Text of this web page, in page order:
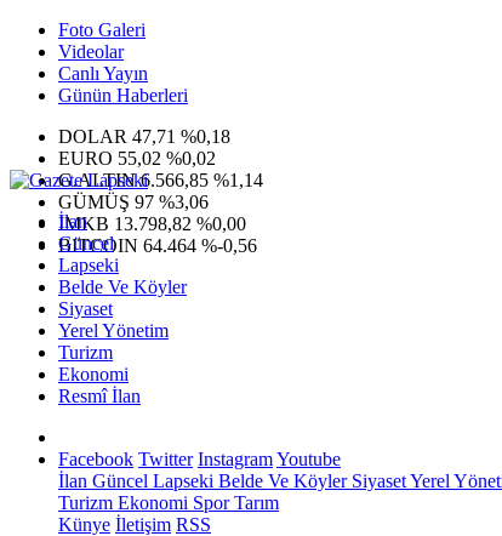
Foto Galeri
Videolar
Canlı Yayın
Günün Haberleri
DOLAR 47,71 %0,18
EURO 55,02 %0,02
G.ALTIN6.566,85 %1,14
GÜMÜŞ 97 %3,06
IMKB 13.798,82 %0,00
BITCOIN 64.464 %-0,56
İlan
Güncel
Lapseki
Belde Ve Köyler
Siyaset
Yerel Yönetim
Turizm
Ekonomi
Resmî İlan
Facebook Twitter InstagramYoutube
İlan Güncel Lapseki Belde Ve KöylerSiyasetYerel
Turizm Ekonomi SporTarım
Künye İletişim RSS